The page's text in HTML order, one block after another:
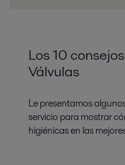
Los 10
Válvulas
Le presentamos
servicio para mostrar
higiénicas en las